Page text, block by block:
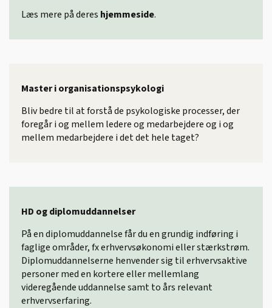
Læs mere på deres hjemmeside.
Master i organisationspsykologi
Bliv bedre til at forstå de psykologiske processer, der
foregår i og mellem ledere og medarbejdere og i og
mellem medarbejdere i det det hele taget?
HD og diplomuddannelser
På en diplomuddannelse får du en grundig indføring i
faglige områder, fx erhvervsøkonomi eller stærkstrøm.
Diplomuddannelserne henvender sig til erhvervsaktive
personer med en kortere eller mellemlang
videregående uddannelse samt to års relevant
erhvervserfaring.